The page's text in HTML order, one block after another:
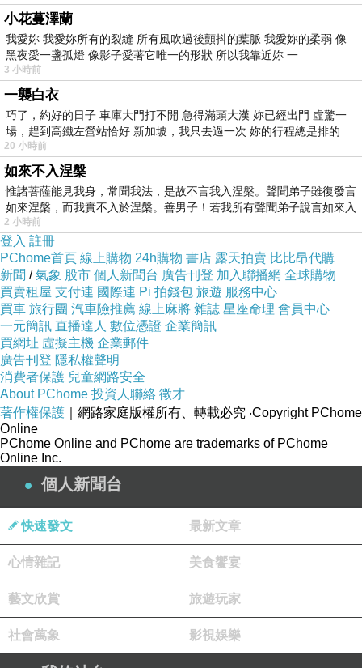
一樓是廚房和飲料、甜點區，店內還有養二隻大狗，對寵
物很友善，同時也是寵物餐廳，能帶自家寵物一起同行用
餐的餐廳。
二樓座位區比較多也很寬敞，年節期間店內裝潢也很喜
氣。
工作人員會先提供餐點菜色的介紹和說明。餐點種類多樣
化，我們懶的挑選直接選了二份套餐(封鴨和牛排)可以從
前菜、湯、主菜、飲料、甜點，份量很多可以吃的很飽。
小花蔓澤蘭
我愛妳 我愛妳所有的裂縫 所有風吹過後顫抖的葉脈 我愛妳的柔弱 像
黑夜愛一盞孤燈 像影子愛著它唯一的形狀 所以我靠近妳 一
3 小時前
一襲白衣
巧了，約好的日子 車庫大門打不開 急得滿頭大漢 妳已經出門 虛驚一
場，趕到高鐵左營站恰好 新加坡，我只去過一次 妳的行程總是排的
20 小時前
如來不入涅槃
惟諸菩薩能見我身，常聞我法，是故不言我入涅槃。聲聞弟子雖復發言
如來涅槃，而我實不入於涅槃。善男子！若我所有聲聞弟子說言如來入
2 小時前
登入 註冊
PChome首頁 線上購物 24h購物 書店 露天拍賣 比比昂代購
新聞 /氣象 股市 個人新聞台 廣告刊登 加入聯播網 全球購物
買賣租屋 支付連 國際連 Pi 拍錢包 旅遊 服務中心
買車 旅行團 汽車險推薦 線上麻將 雜誌 星座命理 會員中心
一元簡訊 直播達人 數位憑證 企業簡訊
買網址 虛擬主機 企業郵件
廣告刊登 隱私權聲明
消費者保護 兒童網路安全
About PChome 投資人聯絡 徵才
著作權保護 ｜網路家庭版權所有、轉載必究 ‧Copyright PChome
Online
PChome Online and PChome are trademarks of PChome
Online Inc.
個人新聞台
快速發文 最新文章
心情雜記 美食饗宴
藝文欣賞 旅遊玩家
社會萬象 影視娛樂